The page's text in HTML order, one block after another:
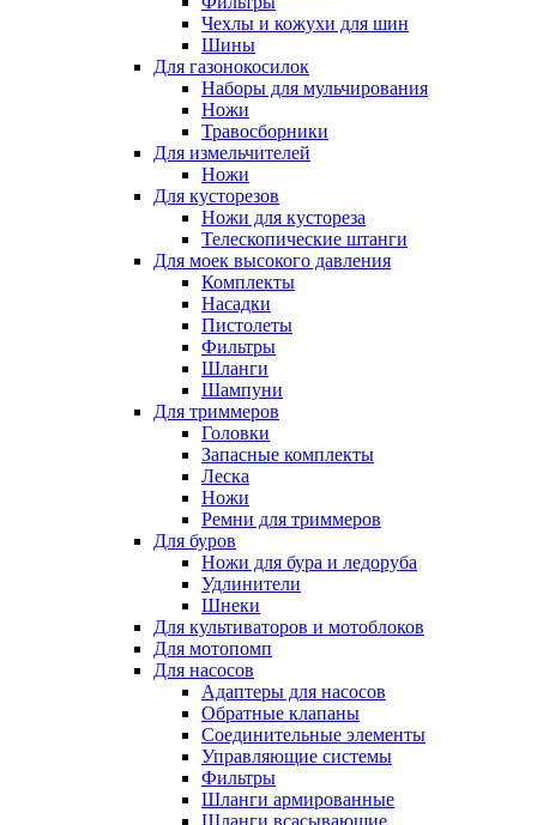
Чехлы и кожухи для шин
Шины
Для газонокосилок
Наборы для мульчирования
Ножи
Травосборники
Для измельчителей
Ножи
Для кусторезов
Ножи для кустореза
Телескопические штанги
Для моек высокого давления
Комплекты
Насадки
Пистолеты
Фильтры
Шланги
Шампуни
Для триммеров
Головки
Запасные комплекты
Леска
Ножи
Ремни для триммеров
Для буров
Ножи для бура и ледоруба
Удлинители
Шнеки
Для культиваторов и мотоблоков
Для мотопомп
Для насосов
Адаптеры для насосов
Обратные клапаны
Соединительные элементы
Управляющие системы
Фильтры
Шланги армированные
Шланги всасывающие